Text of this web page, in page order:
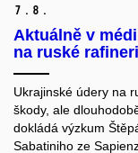
7. 8.
Aktuálně v
na ruské
Ukrajinské údery na
škody, ale
dokládá výzkum
Sabatiniho ze